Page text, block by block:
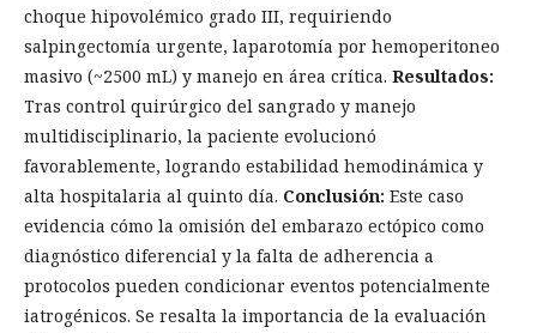
choque hipovolémico grado III, requiriendo
salpingectomía urgente, laparotomía por hemoperitoneo
masivo (~2500 mL) y manejo en área crítica. Resultados:
Tras control quirúrgico del sangrado y manejo
multidisciplinario, la paciente evolucionó
favorablemente, logrando estabilidad hemodinámica y
alta hospitalaria al quinto día. Conclusión: Este caso
evidencia cómo la omisión del embarazo ectópico como
diagnóstico diferencial y la falta de adherencia a
protocolos pueden condicionar eventos potencialmente
iatrogénicos. Se resalta la importancia de la evaluación